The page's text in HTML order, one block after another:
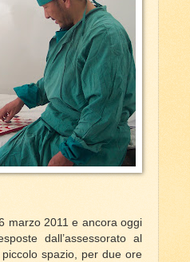
marzo 2011 e ancora oggi
dall’assessorato al
spazio, per due ore